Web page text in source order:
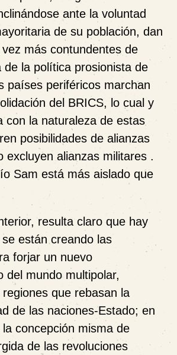
ante la voluntad
de su población, dan
más contundentes de
de la política prosionista de
países periféricos marchan
del BRICS, lo cual y
con la naturaleza de estas
posibilidades de alianzas
excluyen alianzas militares .
Sam está más aislado que
resulta claro que hay
están creando las
forjar un nuevo
del mundo multipolar,
que rebasan la
de las naciones-Estado; en
concepción misma de
de las revoluciones